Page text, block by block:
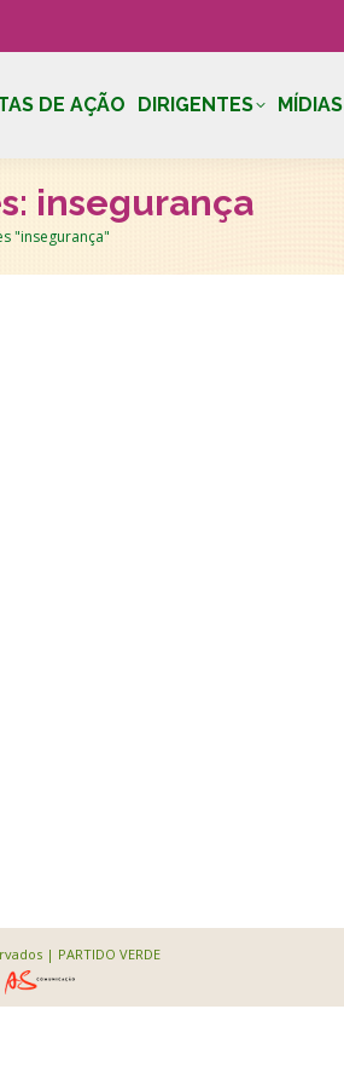
DE AÇÃO DIRIGENTES MÍDIAS
insegurança
"insegurança"
| PARTIDO VERDE